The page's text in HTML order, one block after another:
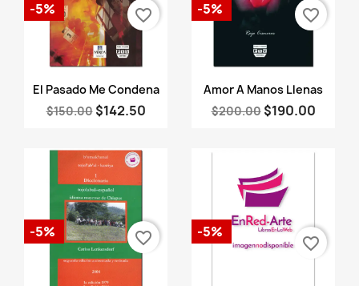
Vista rápida
El Pasado Me Condena
$150.00 $142.50
-5% favorite_border
 Vista rápida
Amor A Manos Llenas
$200.00 $190.00
-5% favorite_border
-5% favorite_border -5%
favorite_border